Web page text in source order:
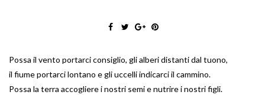
Possa il vento portarci consiglio, gli alberi distanti dal tuono,
il fiume portarci lontano e gli uccelli indicarci il cammino.
Possa la terra accogliere i nostri semi e nutrire i nostri figli.